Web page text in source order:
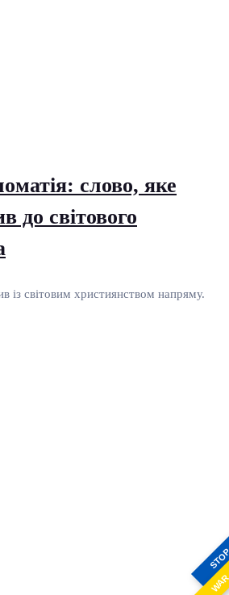
слово, яке
до світового
із світовим християнством напряму.